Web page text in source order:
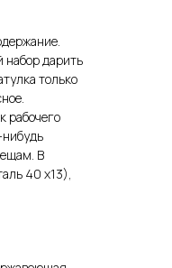
набор дарить
только
рабочего
В
40 х13),